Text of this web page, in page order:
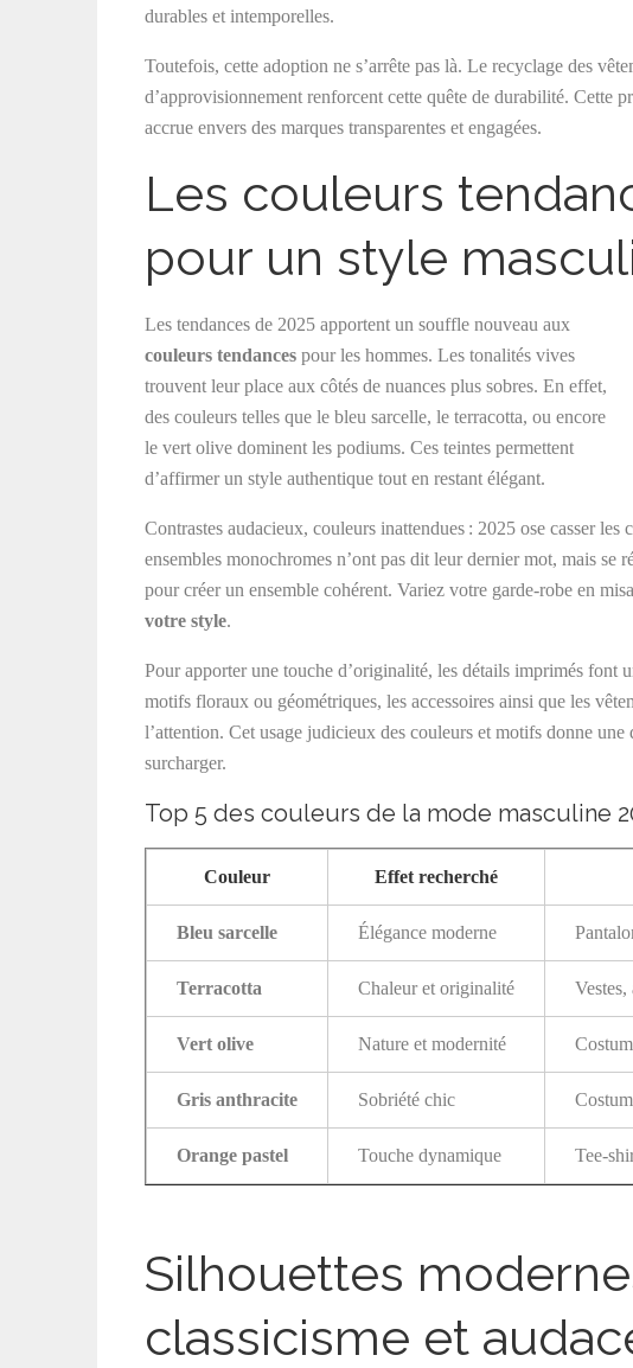
durables et intemporelles.
Toutefois, cette adoption ne s’arrête pas là. Le recyclage des
d’approvisionnement renforcent cette quête de durabilité. Cette
accrue envers des marques transparentes et engagées.
Les couleurs
pour un style
Les tendances de 2025 apportent un souffle nouveau aux
couleurs tendances pour les hommes. Les tonalités vives
trouvent leur place aux côtés de nuances plus sobres. En effet,
des couleurs telles que le bleu sarcelle, le terracotta, ou encore
le vert olive dominent les podiums. Ces teintes permettent
d’affirmer un style authentique tout en restant élégant.
Contrastes audacieux, couleurs inattendues : 2025 ose casser
ensembles monochromes n’ont pas dit leur dernier mot, mais se
pour créer un ensemble cohérent. Variez votre garde-robe en
votre style.
Pour apporter une touche d’originalité, les détails imprimés font
motifs floraux ou géométriques, les accessoires ainsi que les
l’attention. Cet usage judicieux des couleurs et motifs donne
surcharger.
Top 5 des couleurs de la mode masculine
Couleur Effet recherché
Bleu sarcelle Élégance moderne
Terracotta Chaleur et originalité Vestes,
Vert olive Nature et modernité
Gris anthracite Sobriété chic
Orange pastel Touche dynamique Tee-
Silhouettes
classicisme et